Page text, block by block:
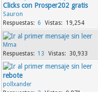
Clicks con Prosper202 gratis
Sauron
6
19,254
Mma
13
30,933
rebote
pollxander